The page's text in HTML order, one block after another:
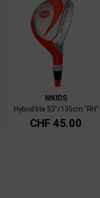
MKIDS
Hybrid lite 53"/135cm "RH"
CHF 45.00